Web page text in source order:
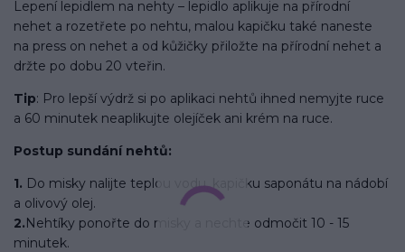
Lepení lepidlem na nehty – lepidlo aplikuje na přírodní
nehet a rozetřete po nehtu, malou kapičku také naneste
na press on nehet a od kůžičky přiložte na přírodní nehet a
držte po dobu 20 vteřin.
Tip: Pro lepší výdrž si po aplikaci nehtů ihned nemyjte ruce
a 60 minutek neaplikujte olejíček ani krém na ruce.
Postup sundání nehtů:
1. Do misky nalijte teplou vodu, kapičku saponátu na nádobí
a olivový olej.
2.Nehtíky ponořte do misky a nechte odmočit 10 - 15
minutek.